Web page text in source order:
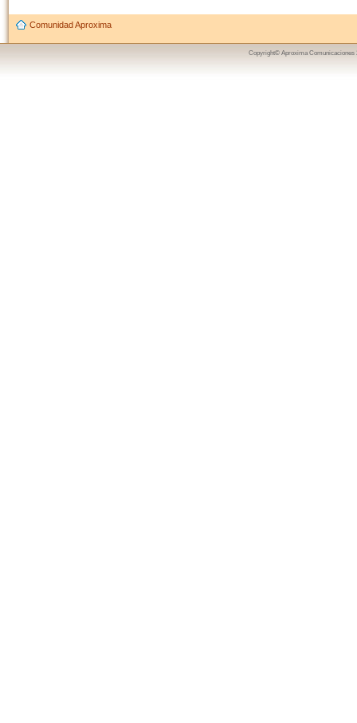
Comunidad Aproxima
Copyright© Aproxima Comunicaciones